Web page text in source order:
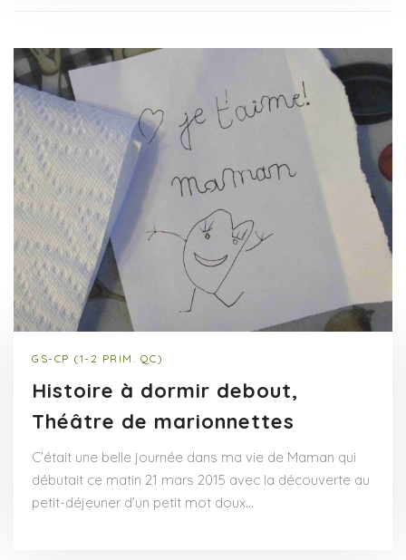
GS-CP (1-2 PRIM. QC)
Histoire à dormir debout,
Théâtre de marionnettes
C’était une belle journée dans ma vie de Maman qui
débutait ce matin 21 mars 2015 avec la découverte au
petit-déjeuner d’un petit mot doux…